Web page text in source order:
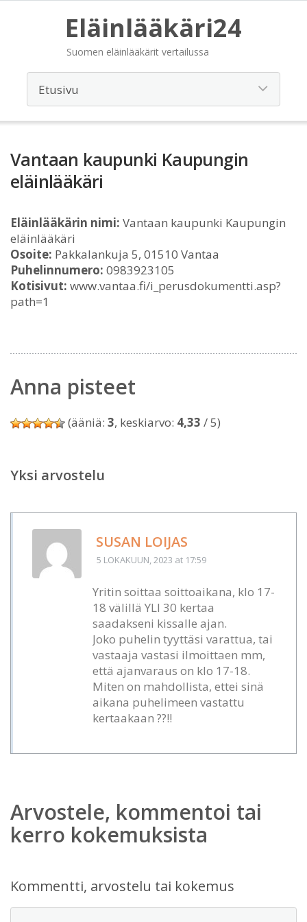
Eläinlääkäri24
Suomen eläinlääkärit vertailussa
Vantaan kaupunki Kaupungin
eläinlääkäri
Eläinlääkärin nimi: Vantaan kaupunki Kaupungin
eläinlääkäri
Osoite: Pakkalankuja 5, 01510 Vantaa
Puhelinnumero: 0983923105
Kotisivut: www.vantaa.fi/i_perusdokumentti.asp?
path=1
Anna pisteet
(ääniä: 3, keskiarvo: 4,33 / 5)
Yksi arvostelu
SUSAN LOIJAS
5 LOKAKUUN, 2023 at 17:59
Yritin soittaa soittoaikana, klo 17-
18 välillä YLI 30 kertaa
saadakseni kissalle ajan.
Joko puhelin tyyttäsi varattua, tai
vastaaja vastasi ilmoittaen mm,
että ajanvaraus on klo 17-18.
Miten on mahdollista, ettei sinä
aikana puhelimeen vastattu
kertaakaan ??!!
Arvostele, kommentoi tai
kerro kokemuksista
Kommentti, arvostelu tai kokemus